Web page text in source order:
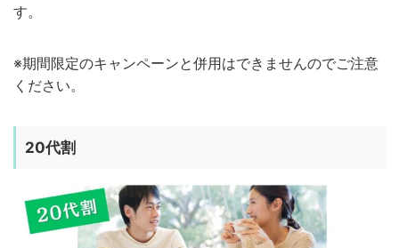
す。
※期間限定のキャンペーンと併用はできませんのでご注意
ください。
20代割